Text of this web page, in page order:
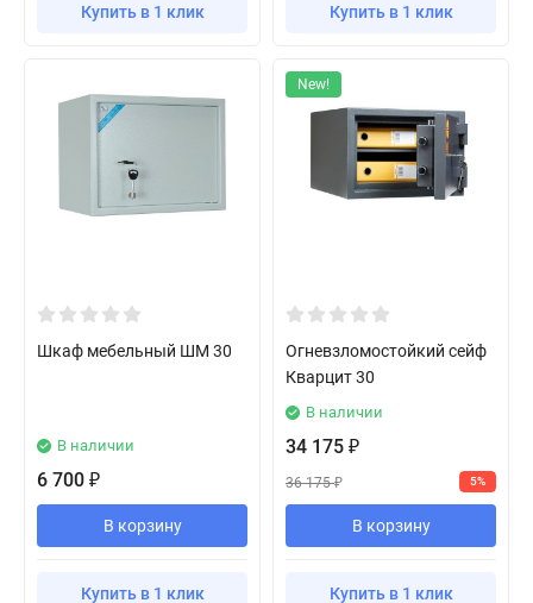
Купить в 1 клик Купить в 1 клик
Шкаф мебельный ШМ 30
В наличии
6 700 ₽
В корзину
Купить в 1 клик
New!
Огневзломостойкий сейф
Кварцит 30
В наличии
34 175 ₽
36 175₽ 5%
В корзину
Купить в 1 клик